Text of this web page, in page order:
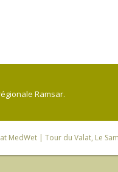
Ramsar.
MedWet | Tour du Valat, Le